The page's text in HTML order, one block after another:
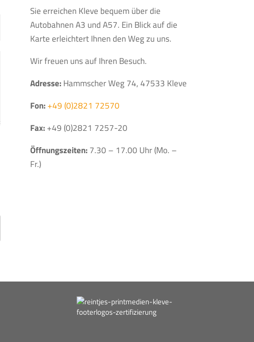
Sie erreichen Kleve bequem über die
Autobahnen A3 und A57. Ein Blick auf die
Karte erleichtert Ihnen den Weg zu uns.
Wir freuen uns auf Ihren Besuch.
Adresse:Hammscher Weg 74, 47533 Kleve
Fon: +49 (0)2821 72570
Fax:+49 (0)2821 7257-20
Öffnungszeiten:7.30 – 17.00 Uhr (Mo. –
Fr.)